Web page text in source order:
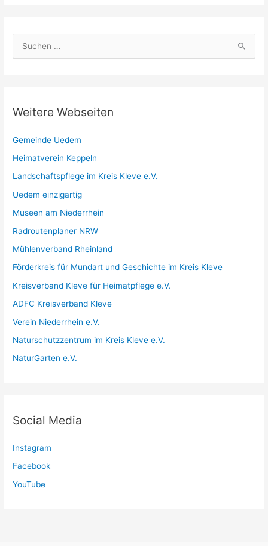
u
n
a
Weitere Webseiten
Gemeinde Uedem
Heimatverein Keppeln
Landschaftspflege im Kreis Kleve e.V.
Uedem einzigartig
Museen am Niederrhein
Radroutenplaner NRW
Mühlenverband Rheinland
Förderkreis für Mundart und Geschichte im Kreis Kleve
Kreisverband Kleve für Heimatpflege e.V.
ADFC Kreisverband Kleve
Verein Niederrhein e.V.
Naturschutzzentrum im Kreis Kleve e.V.
NaturGarten e.V.
Social Media
Instagram
Facebook
YouTube